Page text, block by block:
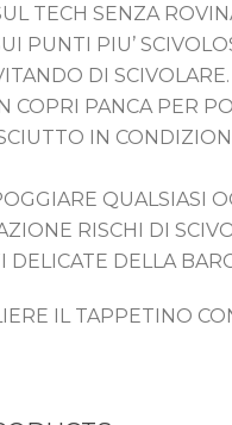
TECH SENZA
PUNTI PIU’
DI SCIVOLARE.
COPRI PANCA PER
IN
QUALSIASI
RISCHI DI
DELICATE DELLA
IL TAPPETINO